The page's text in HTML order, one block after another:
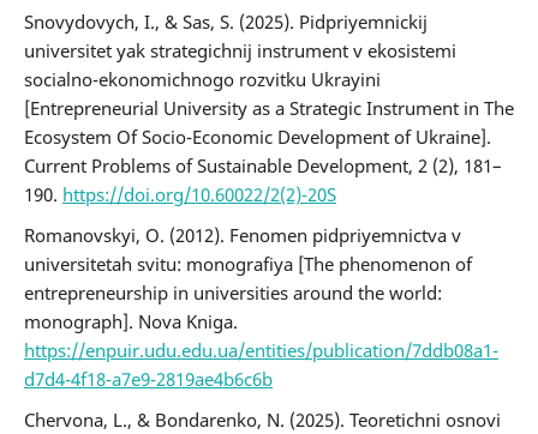
Snovydovych, I., & Sas, S. (2025). Pidpriyemnickij
universitet yak strategichnij instrument v ekosistemi
socialno-ekonomichnogo rozvitku Ukrayini
[Entrepreneurial University as a Strategic Instrument in The
Ecosystem Of Socio-Economic Development of Ukraine].
Current Problems of Sustainable Development, 2 (2), 181–
190. https://doi.org/10.60022/2(2)-20S
Romanovskyi, O. (2012). Fenomen pidpriyemnictva v
universitetah svitu: monografiya [The phenomenon of
entrepreneurship in universities around the world:
monograph]. Nova Kniga.
https://enpuir.udu.edu.ua/entities/publication/7ddb08a1-
d7d4-4f18-a7e9-2819ae4b6c6b
Chervona, L., & Bondarenko, N. (2025). Teoretichni osnovi